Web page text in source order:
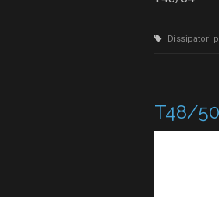
Dissipatori
T48/50